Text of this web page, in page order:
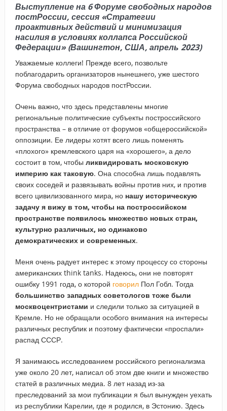
Выступление на 6 Форуме свободных народов
постРоссии, сессия «Стратегии
проактивных действий и минимизация
насилия в условиях коллапса Российской
Федерации» (Вашингтон, США, апрель 2023)
Уважаемые коллеги! Прежде всего, позвольте
поблагодарить организаторов нынешнего, уже шестого
Форума свободных народов постРоссии.
Очень важно, что здесь представлены многие
региональные политические субъекты построссийского
пространства – в отличие от форумов «общероссийской»
оппозиции. Ее лидеры хотят всего лишь поменять
«плохого» кремлевского царя на «хорошего», а дело
состоит в том, чтобы ликвидировать московскую
империю как таковую. Она способна лишь подавлять
своих соседей и развязывать войны против них, и против
всего цивилизованного мира, но нашу историческую
задачу я вижу в том, чтобы на построссийском
пространстве появилось множество новых стран,
культурно различных, но одинаково
демократических и современных.
Меня очень радует интерес к этому процессу со стороны
американских think tanks. Надеюсь, они не повторят
ошибку 1991 года, о которой говорилПол Гобл. Тогда
большинство западных советологов тоже были
москвоцентристами и следили только за ситуацией в
Кремле. Но не обращали особого внимания на интересы
различных республик и поэтому фактически «проспали»
распад СССР.
Я занимаюсь исследованием российского регионализма
уже около 20 лет, написал об этом две книги и множество
статей в различных медиа. 8 лет назад из-за
преследований за мои публикации я был вынужден уехать
из республики Карелии, где я родился, в Эстонию. Здесь